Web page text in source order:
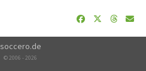
soccero.de
© 2006 - 2026